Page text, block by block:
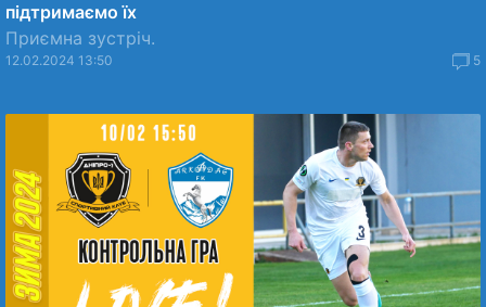
підтримаємо їх
Приємна зустріч.
12.02.2024 13:50 5